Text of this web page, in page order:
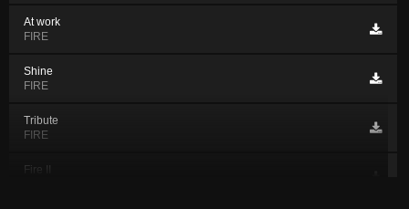
At work
FIRE
Shine
FIRE
Tribute
FIRE
Fire II